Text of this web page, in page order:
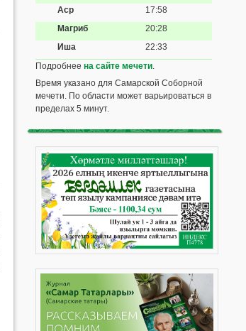
Аср
17:58
Магриб
20:28
Иша
22:33
Подробнеена сайте мечети.
Время указано для Самарской Соборной
мечети. По области может варьироваться в
пределах 5 минут.